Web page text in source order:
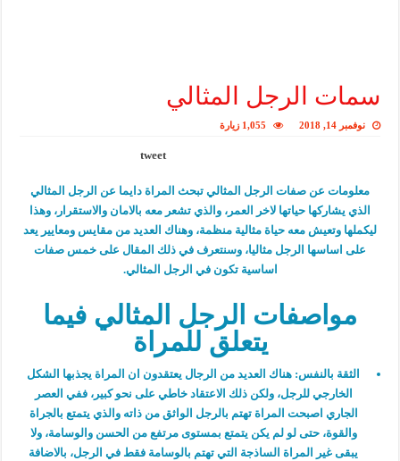
سمات الرجل المثالي
نوفمبر 14, 2018 1,055 زيارة
tweet
معلومات عن صفات الرجل المثالي تبحث المراة دايما عن الرجل المثالي
الذي يشاركها حياتها لاخر العمر، والذي تشعر معه بالامان والاستقرار، وهذا
ليكملها وتعيش معه حياة مثالية منظمة، وهناك العديد من مقايس ومعايير يعد
على اساسها الرجل مثاليا، وسنتعرف في ذلك المقال على خمس صفات
اساسية تكون في الرجل المثالي.
مواصفات الرجل المثالي فيما
يتعلق للمراة
الثقة بالنفس: هناك العديد من الرجال يعتقدون ان المراة يجذبها الشكل
الخارجي للرجل، ولكن ذلك الاعتقاد خاطي على نحو كبير، ففي العصر
الجاري اصبحت المراة تهتم بالرجل الواثق من ذاته والذي يتمتع بالجراة
والقوة، حتى لو لم يكن يتمتع بمستوى مرتفع من الحسن والوسامة، ولا
يبقى غير المراة الساذجة التي تهتم بالوسامة فقط في الرجل، بالاضافة